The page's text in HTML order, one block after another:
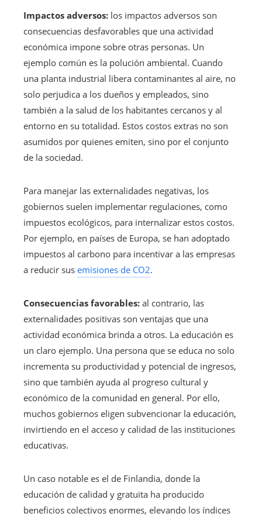
Impactos adversos: los impactos adversos son
consecuencias desfavorables que una actividad
económica impone sobre otras personas. Un
ejemplo común es la polución ambiental. Cuando
una planta industrial libera contaminantes al aire, no
solo perjudica a los dueños y empleados, sino
también a la salud de los habitantes cercanos y al
entorno en su totalidad. Estos costos extras no son
asumidos por quienes emiten, sino por el conjunto
de la sociedad.
Para manejar las externalidades negativas, los
gobiernos suelen implementar regulaciones, como
impuestos ecológicos, para internalizar estos costos.
Por ejemplo, en países de Europa, se han adoptado
impuestos al carbono para incentivar a las empresas
a reducir sus emisiones de CO2.
Consecuencias favorables: al contrario, las
externalidades positivas son ventajas que una
actividad económica brinda a otros. La educación es
un claro ejemplo. Una persona que se educa no solo
incrementa su productividad y potencial de ingresos,
sino que también ayuda al progreso cultural y
económico de la comunidad en general. Por ello,
muchos gobiernos eligen subvencionar la educación,
invirtiendo en el acceso y calidad de las instituciones
educativas.
Un caso notable es el de Finlandia, donde la
educación de calidad y gratuita ha producido
beneficios colectivos enormes, elevando los índices